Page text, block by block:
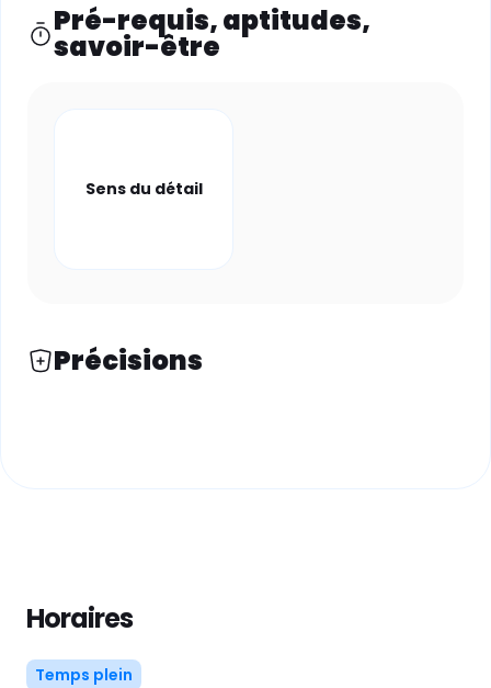
Pré-requis, aptitudes,
savoir-être
Sens du détail
Précisions
Horaires
Temps plein